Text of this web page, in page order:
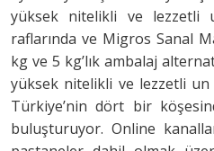
yüksek nitelikli ve lezzetli
raflarında ve Migros Sanal
kg ve 5 kg’lık ambalaj
yüksek nitelikli ve lezzetli
Türkiye’nin dört bir
buluşturuyor. Online